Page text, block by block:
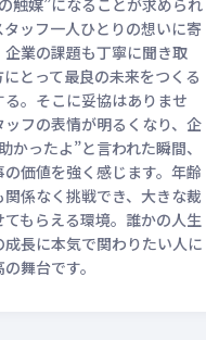
触媒”になることが求められ
タッフ一人ひとりの想いに寄
企業の課題も丁寧に聞き取
とって最良の未来をつくる
る。そこに妥協はありませ
ッフの表情が明るくなり、企
かったよ”と言われた瞬間、
の価値を強く感じます。年齢
関係なく挑戦でき、大きな裁
てもらえる環境。誰かの人生
成長に本気で関わりたい人に
舞台です。